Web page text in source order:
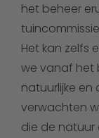
het beheer
Het kan zelfs
we vanaf het
natuurlijke en
verwachten
die de natuur